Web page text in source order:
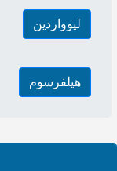
ليوواردين
هيلفرسوم